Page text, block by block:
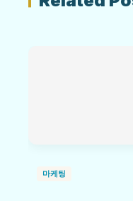
마케팅